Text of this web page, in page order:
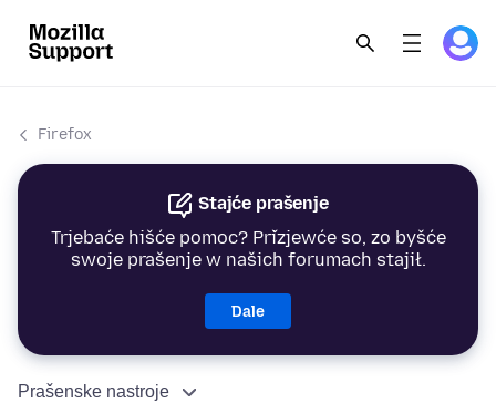
Firefox
Stajće prašenje
Trjebaće hišće pomoc? Přizjewće so, zo byšće
swoje prašenje w našich forumach stajił.
Dale
Prašenske nastroje